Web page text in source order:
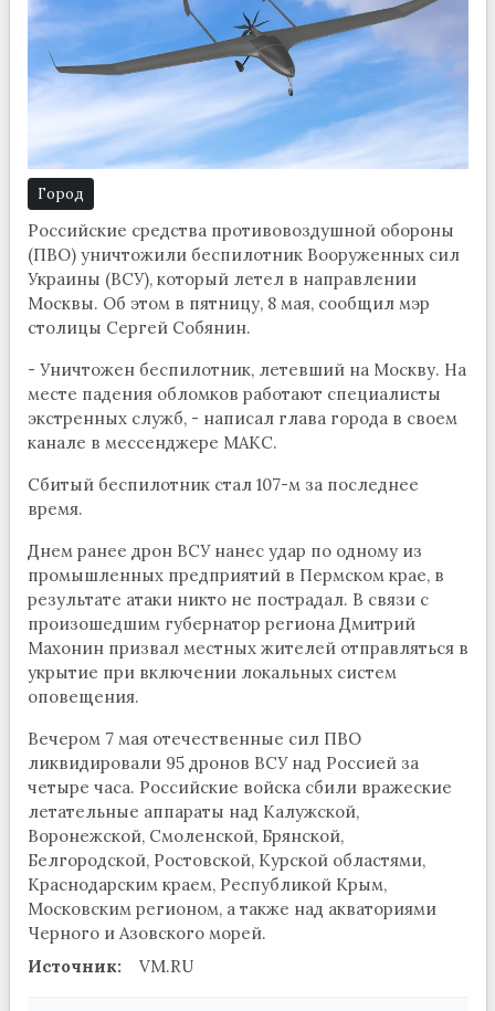
Город
Российские средства противовоздушной обороны
(ПВО) уничтожили беспилотник Вооруженных сил
Украины (ВСУ), который летел в направлении
Москвы. Об этом в пятницу, 8 мая, сообщил мэр
столицы Сергей Собянин.
- Уничтожен беспилотник, летевший на Москву. На
месте падения обломков работают специалисты
экстренных служб, - написал глава города в своем
канале в мессенджере МАКС.
Сбитый беспилотник стал 107-м за последнее
время.
Днем ранее дрон ВСУ нанес удар по одному из
промышленных предприятий в Пермском крае, в
результате атаки никто не пострадал. В связи с
произошедшим губернатор региона Дмитрий
Махонин призвал местных жителей отправляться в
укрытие при включении локальных систем
оповещения.
Вечером 7 мая отечественные сил ПВО
ликвидировали 95 дронов ВСУ над Россией за
четыре часа. Российские войска сбили вражеские
летательные аппараты над Калужской,
Воронежской, Смоленской, Брянской,
Белгородской, Ростовской, Курской областями,
Краснодарским краем, Республикой Крым,
Московским регионом, а также над акваториями
Черного и Азовского морей.
Источник:
VM.RU